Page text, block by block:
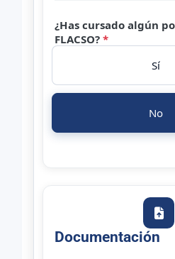
¿Has cursado algún
FLACSO?*
Sí
No
Documentación